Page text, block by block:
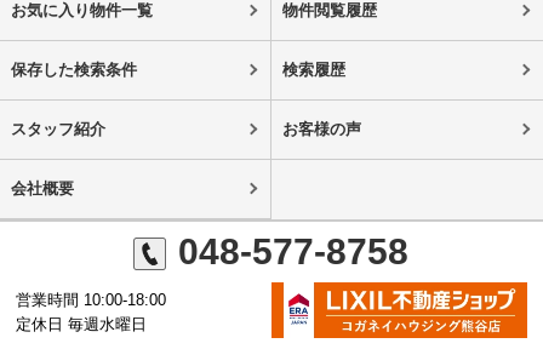
お気に入り物件一覧 物件閲覧履歴
保存した検索条件 検索履歴
スタッフ紹介 お客様の声
会社概要
048-577-8758
営業時間 10:00-18:00
定休日 毎週水曜日